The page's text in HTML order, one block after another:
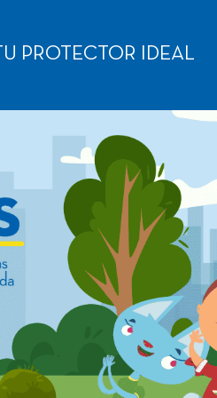
TU PROTECTOR IDEAL